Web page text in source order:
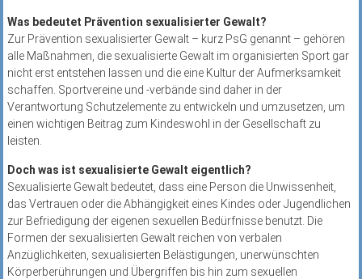
Was bedeutet Prävention sexualisierter Gewalt?
Zur Prävention sexualisierter Gewalt – kurz PsG genannt – gehören
alle Maßnahmen, die sexualisierte Gewalt im organisierten Sport gar
nicht erst entstehen lassen und die eine Kultur der Aufmerksamkeit
schaffen. Sportvereine und -verbände sind daher in der
Verantwortung Schutzelemente zu entwickeln und umzusetzen, um
einen wichtigen Beitrag zum Kindeswohl in der Gesellschaft zu
leisten.
Doch was ist sexualisierte Gewalt eigentlich?
Sexualisierte Gewalt bedeutet, dass eine Person die Unwissenheit,
das Vertrauen oder die Abhängigkeit eines Kindes oder Jugendlichen
zur Befriedigung der eigenen sexuellen Bedürfnisse benutzt. Die
Formen der sexualisierten Gewalt reichen von verbalen
Anzüglichkeiten, sexualisierten Belästigungen, unerwünschten
Körperberührungen und Übergriffen bis hin zum sexuellen